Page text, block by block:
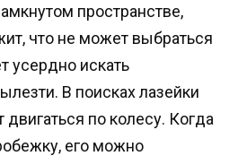
пространстве,
что не может выбраться
усердно искать
В поисках лазейки
двигаться по колесу. Когда
его можно